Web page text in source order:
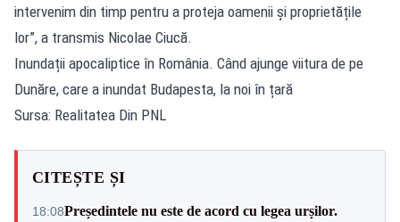
intervenim din timp pentru a proteja oamenii și proprietățile
lor”, a transmis Nicolae Ciucă.
Inundații apocaliptice în România. Când ajunge viitura de pe
Dunăre, care a inundat Budapesta, la noi în țară
Sursa: Realitatea Din PNL
CITEȘTE ȘI
18:08Președintele nu este de acord cu legea urșilor.